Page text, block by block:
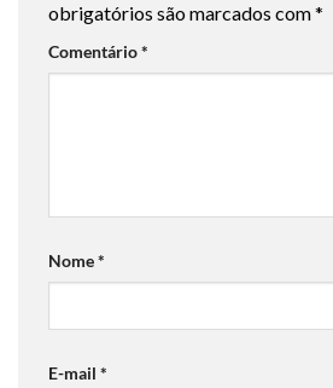
obrigatórios são marcados com*
Comentário*
Nome*
E-mail *